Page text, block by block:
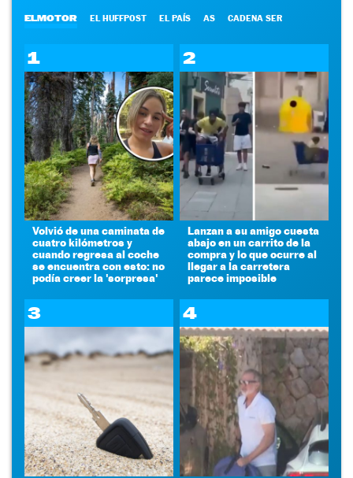
ELMOTOR EL HUFFPOST EL PAÍS AS CADENA SER
1
Volvió de una caminata de
cuatro kilómetros y
cuando regresa al coche
se encuentra con esto: no
podía creer la 'sorpresa'
2
Lanzan a su amigo cuesta
abajo en un carrito de la
compra y lo que ocurre al
llegar a la carretera
parece imposible
3 4